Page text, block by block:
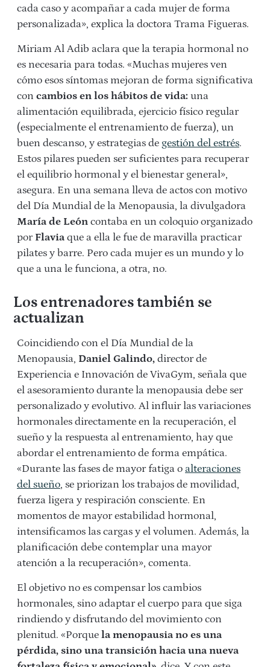
cada caso y acompañar a cada mujer de forma
personalizada», explica la doctora Trama Figueras.
Miriam Al Adib aclara que la terapia hormonal no
es necesaria para todas. «Muchas mujeres ven
cómo esos síntomas mejoran de forma significativa
con cambios en los hábitos de vida: una
alimentación equilibrada, ejercicio físico regular
(especialmente el entrenamiento de fuerza), un
buen descanso, y estrategias de gestión del estrés.
Estos pilares pueden ser suficientes para recuperar
el equilibrio hormonal y el bienestar general»,
asegura. En una semana lleva de actos con motivo
del Día Mundial de la Menopausia, la divulgadora
María de León contaba en un coloquio organizado
por Flavia que a ella le fue de maravilla practicar
pilates y barre. Pero cada mujer es un mundo y lo
que a una le funciona, a otra, no.
Los entrenadores también se
actualizan
Coincidiendo con el Día Mundial de la
Menopausia, Daniel Galindo, director de
Experiencia e Innovación de VivaGym, señala que
el asesoramiento durante la menopausia debe ser
personalizado y evolutivo. Al influir las variaciones
hormonales directamente en la recuperación, el
sueño y la respuesta al entrenamiento, hay que
abordar el entrenamiento de forma empática.
«Durante las fases de mayor fatiga o alteraciones
del sueño, se priorizan los trabajos de movilidad,
fuerza ligera y respiración consciente. En
momentos de mayor estabilidad hormonal,
intensificamos las cargas y el volumen. Además, la
planificación debe contemplar una mayor
atención a la recuperación», comenta.
El objetivo no es compensar los cambios
hormonales, sino adaptar el cuerpo para que siga
rindiendo y disfrutando del movimiento con
plenitud. «Porque la menopausia no es una
pérdida, sino una transición hacia una nueva